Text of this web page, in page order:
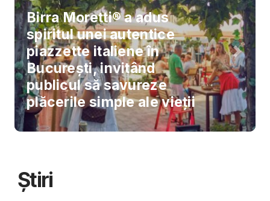
Birra Moretti® a adus
spiritul unei autentice
piazzette italiene în
București, invitând
publicul să savureze
plăcerile simple ale vieții
Știri